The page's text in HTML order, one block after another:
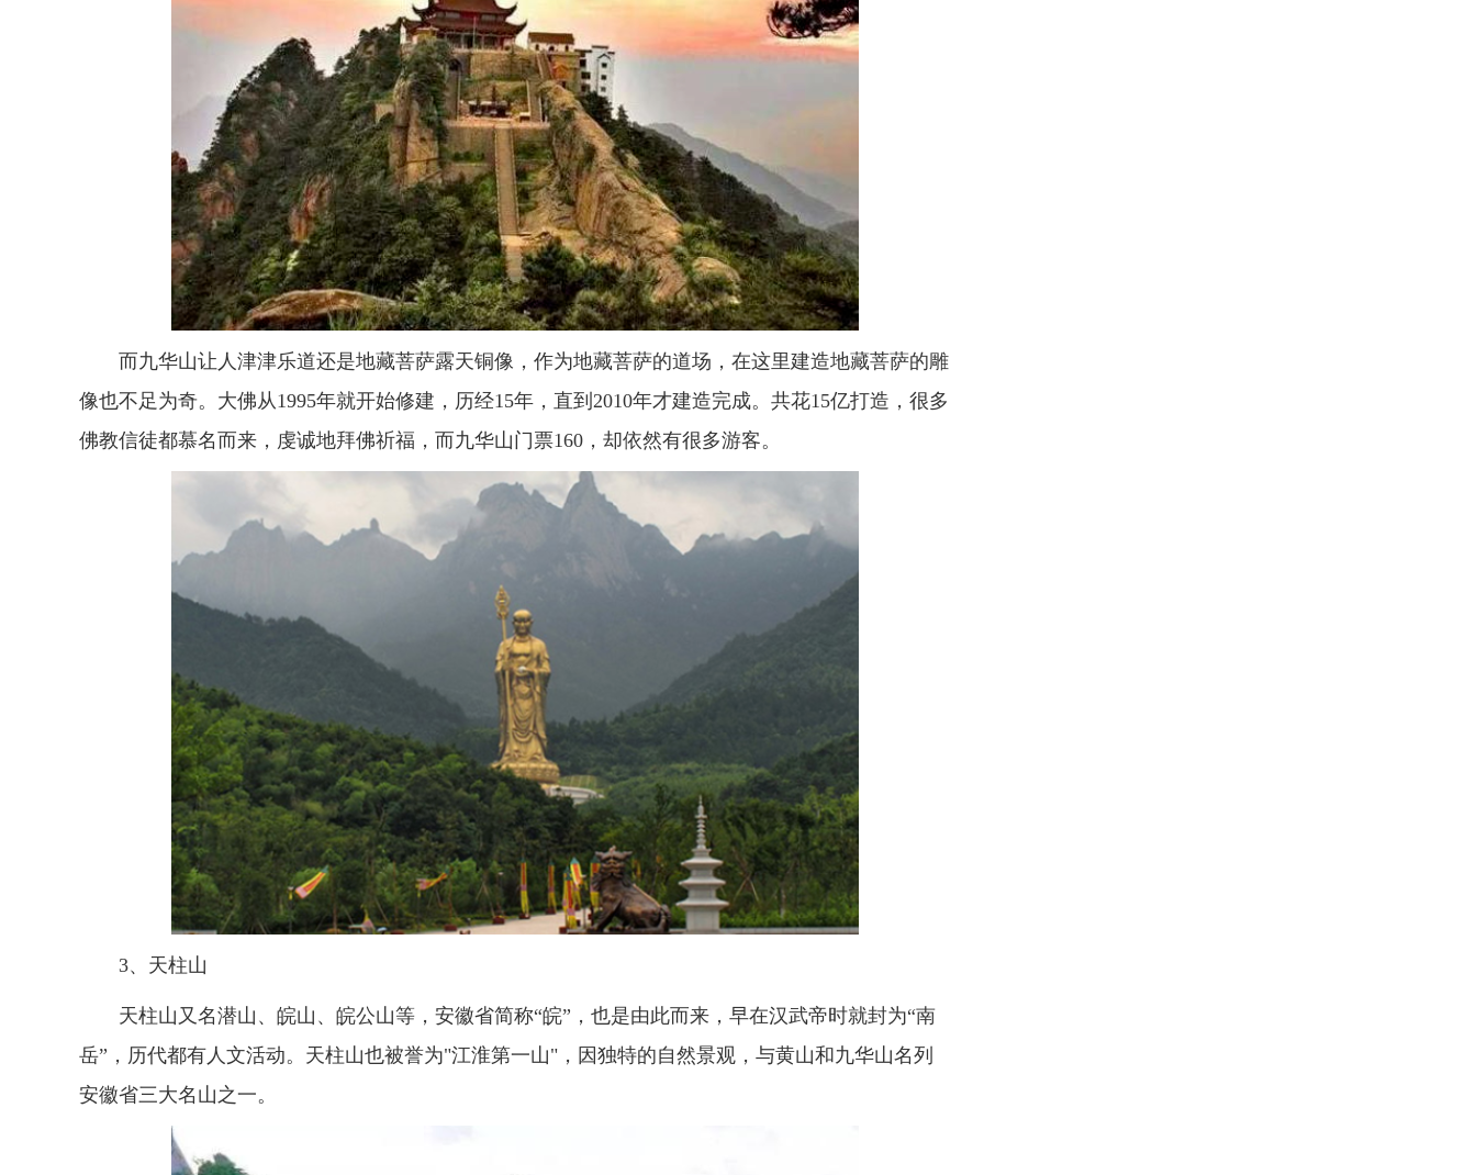
而九华山让人津津乐道还是地藏菩萨露天铜像，作为地藏菩萨的道场，在这里建造地藏菩萨的雕
像也不足为奇。大佛从1995年就开始修建，历经15年，直到2010年才建造完成。共花15亿打造，很多
佛教信徒都慕名而来，虔诚地拜佛祈福，而九华山门票160，却依然有很多游客。
3、天柱山
天柱山又名潜山、皖山、皖公山等，安徽省简称“皖”，也是由此而来，早在汉武帝时就封为“南
岳”，历代都有人文活动。天柱山也被誉为"江淮第一山"，因独特的自然景观，与黄山和九华山名列
安徽省三大名山之一。